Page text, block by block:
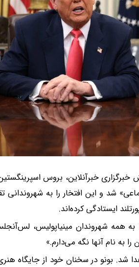
خبرگزاری خبرآنلاین، بروس
شد و این افتخار را به شهروندانی
ایستادگی کرده‌اند.
همه شهروندان مینیاپولیس،
به نام آنها نگه می‌دارم.»
گروه یو۲، به اسپرینگستین اهدا شد. بونو در سخنان خود
بهترین فرصت سرمایه‌گذاری‼️ با 100 هزار تومان طلا
طلا بخر و از